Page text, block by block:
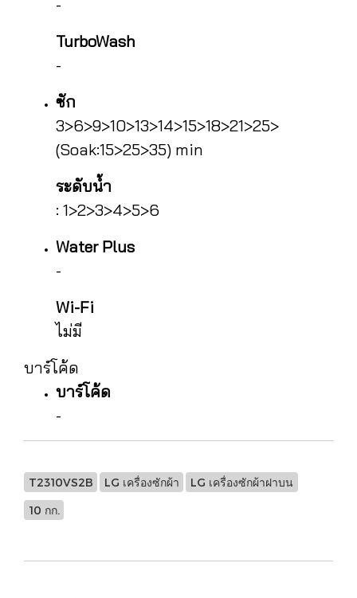
-
TurboWash
-
ซัก
3>6>9>10>13>14>15>18>21>25>
(Soak:15>25>35) min
ระดับน้ำ
: 1>2>3>4>5>6
Water Plus
-
Wi-Fi
ไม่มี
บาร์โค้ด
บาร์โค้ด
-
T2310VS2B LG เครื่องซักผ้า LG เครื่องซักผ้าฝาบน
10 กก.